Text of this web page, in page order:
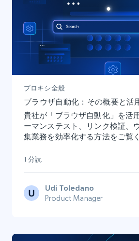
プロキシ全般
ブラウザ自動化：その概要と活
貴社が「ブラウザ自動化」を活
ーマンステスト、リンク検証、
集業務を効率化する方法をご覧
1 分読
Udi Toledano
Product Manager